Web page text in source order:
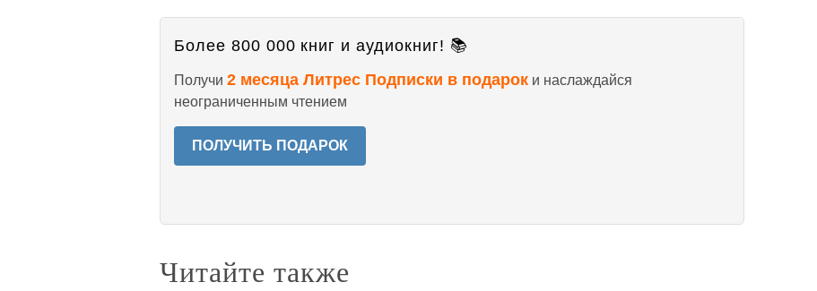
Более 800 000 книг и аудиокниг! 📚
Получи 2 месяца Литрес Подписки в подарок и наслаждайся
неограниченным чтением
ПОЛУЧИТЬ ПОДАРОК
Читайте также